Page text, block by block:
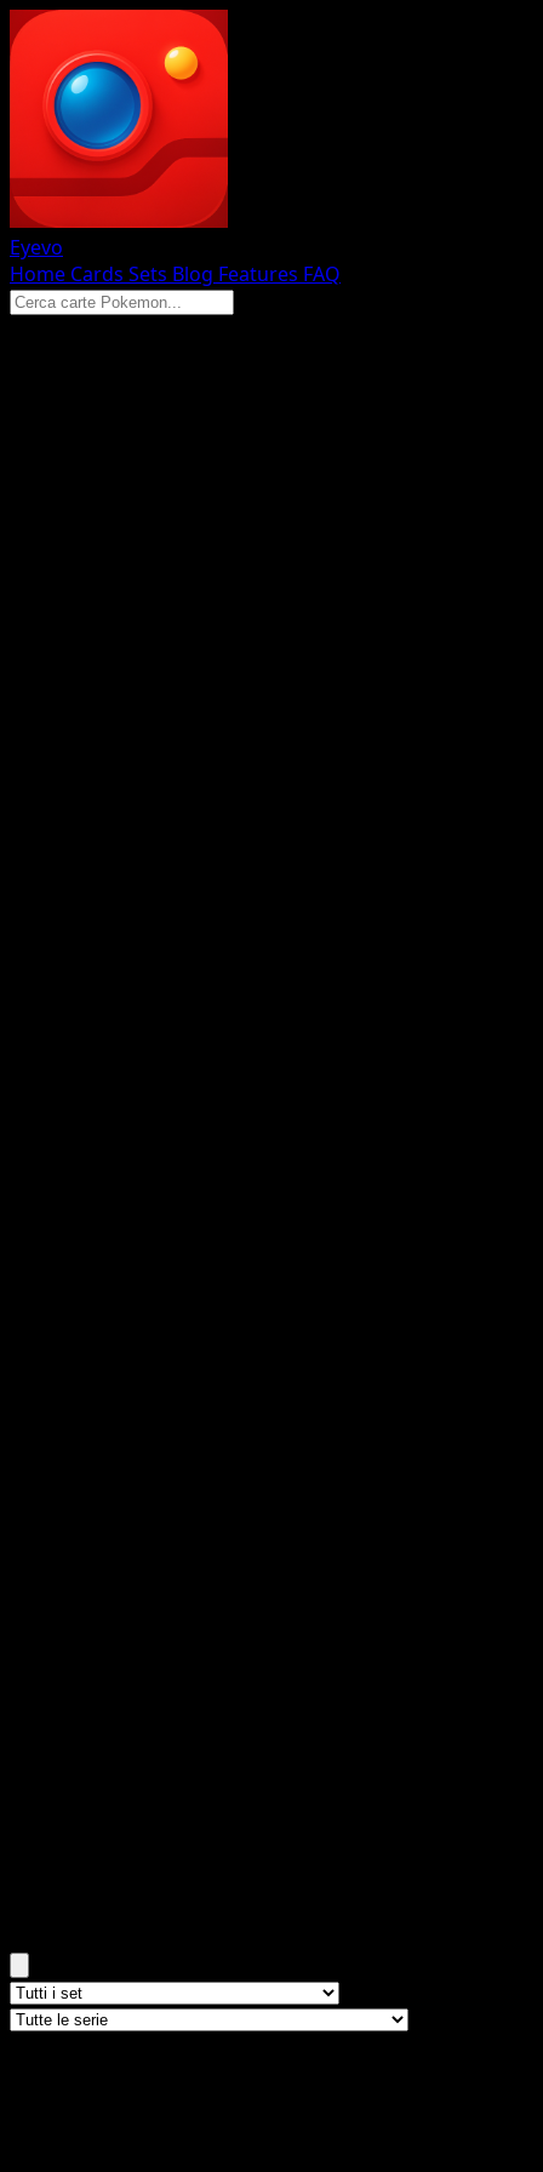
Eyevo
Home Cards Sets Blog Features FAQ